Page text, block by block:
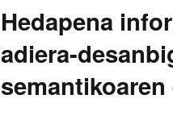
Hedapena
adiera-